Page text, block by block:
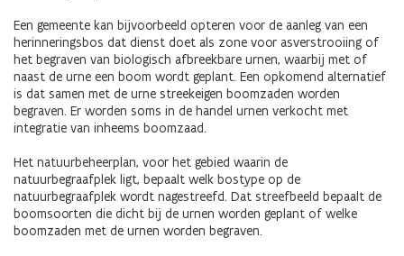
Een gemeente kan bijvoorbeeld opteren voor de aanleg van een
herinneringsbos dat dienst doet als zone voor asverstrooiing of
het begraven van biologisch afbreekbare urnen, waarbij met of
naast de urne een boom wordt geplant. Een opkomend alternatief
is dat samen met de urne streekeigen boomzaden worden
begraven. Er worden soms in de handel urnen verkocht met
integratie van inheems boomzaad.
Het natuurbeheerplan, voor het gebied waarin de
natuurbegraafplek ligt, bepaalt welk bostype op de
natuurbegraafplek wordt nagestreefd. Dat streefbeeld bepaalt de
boomsoorten die dicht bij de urnen worden geplant of welke
boomzaden met de urnen worden begraven.